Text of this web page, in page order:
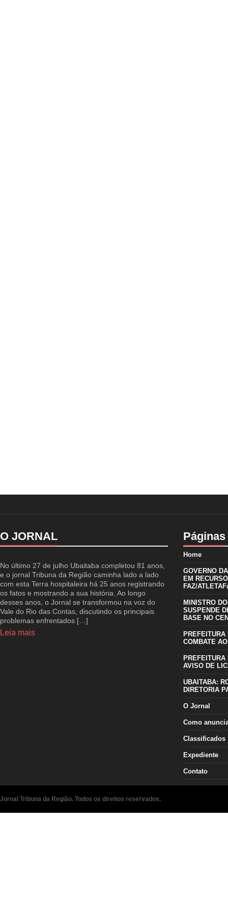
O JORNAL
No último 27 de julho Ubaitaba completou 81 anos,
e o jornal Tribuna da Região caminha lado a lado
com esta Terra hospitaleira há 25 anos registrando
os fatos e mostrando a sua história. Ao longo
desses anos, o Jornal se transformou na voz do
Vale do Rio das Contas, discutindo os principais
problemas enfrentados […]
Leia mais
Páginas
Home
GOVERNO
EM
FAZ/
MINISTRO
SUSPENDE
BASE NO
COMBATE
AVISO DE
UBAITABA:
DIRETORIA
O Jornal
Como
Classificados
Expediente
Contato
Jornal Tribuna da Região. Todos os direitos reservados.